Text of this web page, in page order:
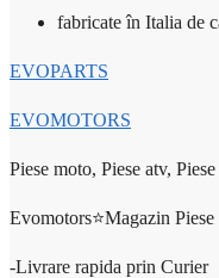
fabricate în Italia de
EVOPARTS
EVOMOTORS
Piese moto, Piese atv,
Evomotors⭐️Magazin
-Livrare rapida prin Curier